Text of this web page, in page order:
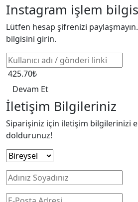
Instagram işlem
Lütfen hesap şifrenizi
bilgisini girin.
425.70₺
Devam Et
İletişim Bilgileriniz
Siparişiniz için iletişim bilgilerinizi
doldurunuz!